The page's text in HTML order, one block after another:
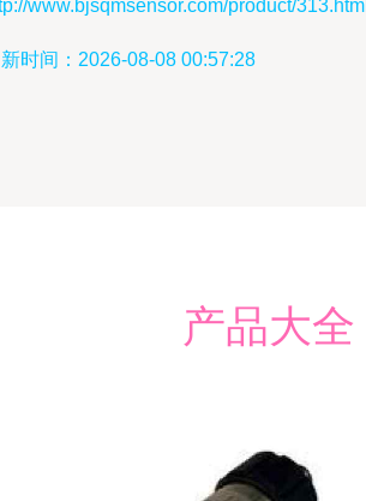
www.bjsqmsensor.com/product/313.html
时间：2026-08-08 00:57:28
产品大全